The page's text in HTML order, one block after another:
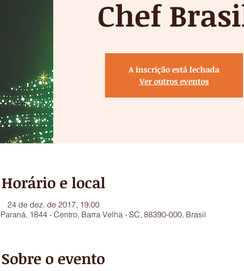
Chef
A inscrição está fechada
Ver outros eventos
Horário e local
24 de dez. de 2017, 19:00
1844 - Centro, Barra Velha - SC, 88390-000, Brasil
Sobre o evento